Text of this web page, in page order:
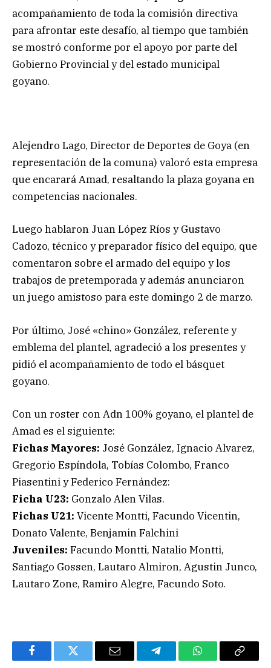
acompañamiento de toda la comisión directiva
para afrontar este desafío, al tiempo que también
se mostró conforme por el apoyo por parte del
Gobierno Provincial y del estado municipal
goyano.
Alejendro Lago, Director de Deportes de Goya (en
representación de la comuna) valoró esta empresa
que encarará Amad, resaltando la plaza goyana en
competencias nacionales.
Luego hablaron Juan López Ríos y Gustavo
Cadozo, técnico y preparador físico del equipo, que
comentaron sobre el armado del equipo y los
trabajos de pretemporada y además anunciaron
un juego amistoso para este domingo 2 de marzo.
Por último, José «chino» González, referente y
emblema del plantel, agradeció a los presentes y
pidió el acompañamiento de todo el básquet
goyano.
Con un roster con Adn 100% goyano, el plantel de
Amad es el siguiente:
Fichas Mayores: José González, Ignacio Alvarez,
Gregorio Espíndola, Tobías Colombo, Franco
Piasentini y Federico Fernández:
Ficha U23: Gonzalo Alen Vilas.
Fichas U21: Vicente Montti, Facundo Vicentin,
Donato Valente, Benjamin Falchini
Juveniles: Facundo Montti, Natalio Montti,
Santiago Gossen, Lautaro Almiron, Agustin Junco,
Lautaro Zone, Ramiro Alegre, Facundo Soto.
FacebookTwitter Email TelegramWhatsAppCopy